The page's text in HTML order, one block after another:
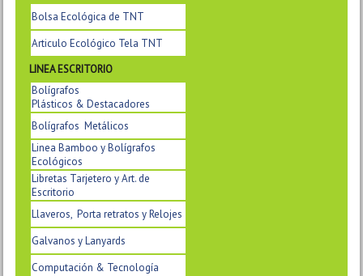
Bolsa Ecológica de TNT
Articulo Ecológico Tela TNT
LINEA ESCRITORIO
Bolígrafos
Plásticos & Destacadores
Bolígrafos Metálicos
Linea Bamboo y Bolígrafos
Ecológicos
Libretas Tarjetero y Art. de
Escritorio
Llaveros, Porta retratos y Relojes
Galvanos y Lanyards
Computación & Tecnología